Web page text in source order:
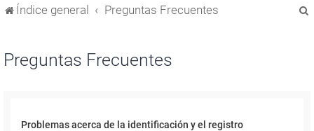
Índice general Preguntas Frecuentes
Preguntas Frecuentes
Problemas acerca de la identificación y el registro